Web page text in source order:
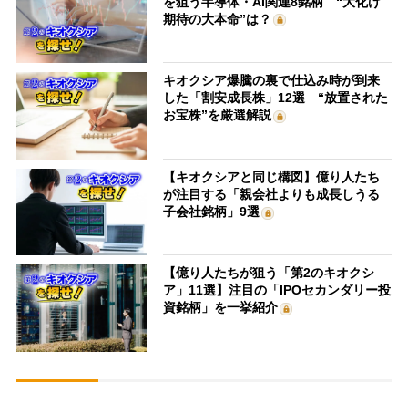
期待の大本命”は？
キオクシア爆騰の裏で仕込み時が到来
した「割安成長株」12選 “放置された
お宝株”を厳選解説
【キオクシアと同じ構図】億り人たち
が注目する「親会社よりも成長しうる
子会社銘柄」9選
【億り人たちが狙う「第2のキオクシ
ア」11選】注目の「IPOセカンダリー投
資銘柄」を一挙紹介